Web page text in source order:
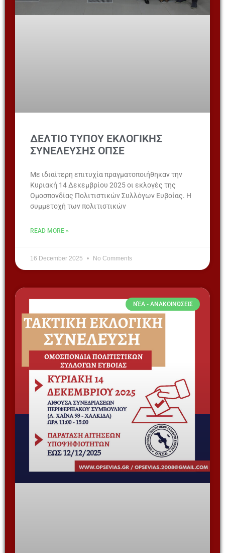
ΔΕΛΤΙΟ ΤΥΠΟΥ ΕΚΛΟΓΙΚΗΣ
ΣΥΝΕΛΕΥΣΗΣ ΟΠΣΕ
Με ιδιαίτερη επιτυχία πραγματοποιήθηκαν την
Κυριακή 14 Δεκεμβρίου 2025 οι εκλογές της
Ομοσπονδίας Πολιτιστικών Συλλόγων Ευβοίας. Η
συμμετοχή των πολιτιστικών
READ MORE »
16 December 2025 No Comments
ΝΈΑ - ΑΝΑΚΟΙΝΏΣΕΙΣ